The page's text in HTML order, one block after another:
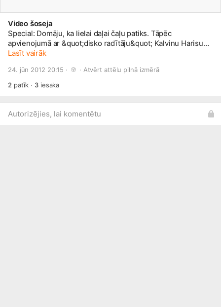
Video šoseja
Special: Domāju, ka lielai daļai čaļu patiks. Tāpēc
apvienojumā ar &quot;disko radītāju&quot; Kalvinu Harisu
baudiet krāsas.
Lasīt vairāk
24. jūn 2012 20:15 · · Atvērt attēlu pilnā izmērā
2 patīk · 3iesaka
Autorizējies, lai komentētu